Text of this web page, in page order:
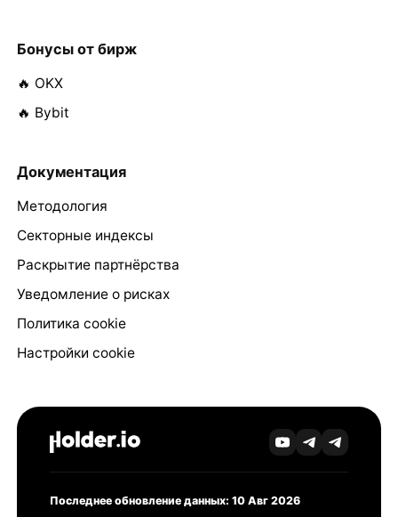
Бонусы от бирж
🔥 OKX
🔥 Bybit
Документация
Методология
Секторные индексы
Раскрытие партнёрства
Уведомление о рисках
Политика cookie
Настройки cookie
Последнее обновление данных: 10 Авг 2026